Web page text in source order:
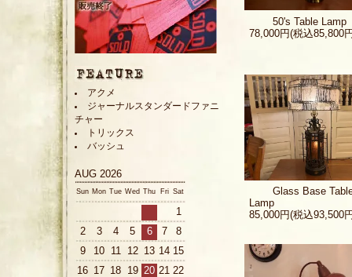
50's Table Lamp
78,000円(税込85,800
Glass Base
Lamp
85,000円(税込93,500
アクメ
ジャーナルスタンダードファニ
チャー
トリックス
バッシュ
AUG 2026
Sun Mon Tue Wed Thu Fri Sat
1
2
3 4 5 6 7
8
9
10 11 12 13 14 15
16 17 18 19 20 21 22